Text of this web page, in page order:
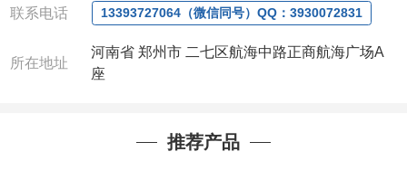
询定制！
产品详细价格、规格等请直接联系：
联系人：杨经理
电话
:13393727064 / 0371-63377391
公司对高校和国家科研机构可以先发货和开票后再付
联系电话 13393727064（微信同号）QQ：3930072831
所在地址
河南省 郑州市 二七区航海中路正商航海广场A
座
推荐产品